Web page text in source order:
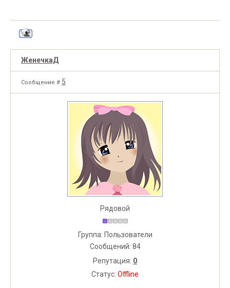
ЖенечкаД
Сообщение # 5
Рядовой
Группа: Пользователи
Сообщений: 84
Репутация: 0
Статус: Offline